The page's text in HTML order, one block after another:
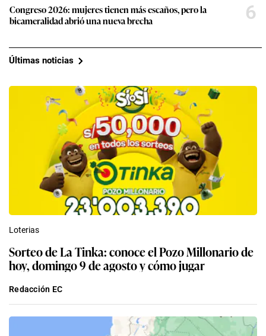
Congreso 2026: mujeres tienen más escaños, pero la
bicameralidad abrió una nueva brecha
6
Últimas noticias
Loterias
Sorteo de La Tinka: conoce el Pozo Millonario de
hoy, domingo 9 de agosto y cómo jugar
Redacción EC